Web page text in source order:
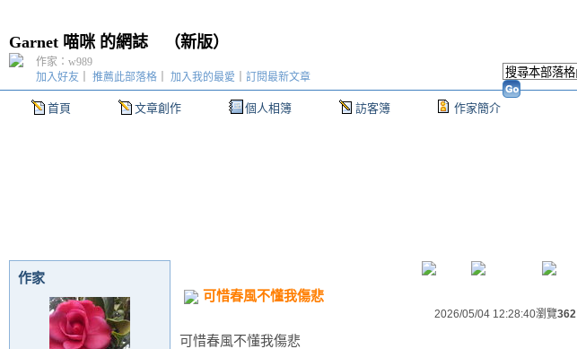
Garnet 喵咪 的網誌 （新版）
首頁 文章創作 個人相簿 訪客簿 作家簡介
加入好友 推薦此部落格 加入我的最愛 訂閱最新文章
作家：w989
作家
可惜春風不懂我傷悲
2026/05/04 12:28:40瀏覽362
可惜春風不懂我傷悲